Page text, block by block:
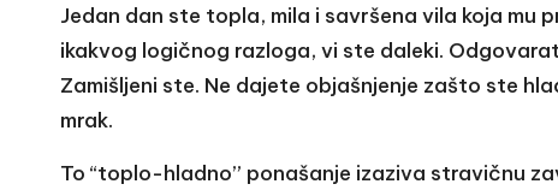
Jedan dan ste topla, mila i savršena vila koja mu
ikakvog logičnog razloga, vi ste daleki.
Zamišljeni ste. Ne dajete objašnjenje zašto ste
mrak.
To “toplo-hladno” ponašanje izaziva stravičnu